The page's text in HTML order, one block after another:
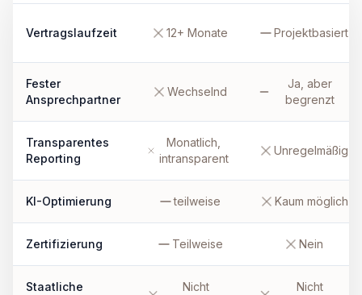
Vertragslaufzeit 12+ Monate Projektbasiert
Fester
Ansprechpartner
Wechselnd
Ja, aber
begrenzt
Transparentes
Reporting
Monatlich,
intransparent
Unregelmäßig
KI-Optimierung teilweise Kaum möglich
Zertifizierung Teilweise Nein
Staatliche
Nicht
Nicht